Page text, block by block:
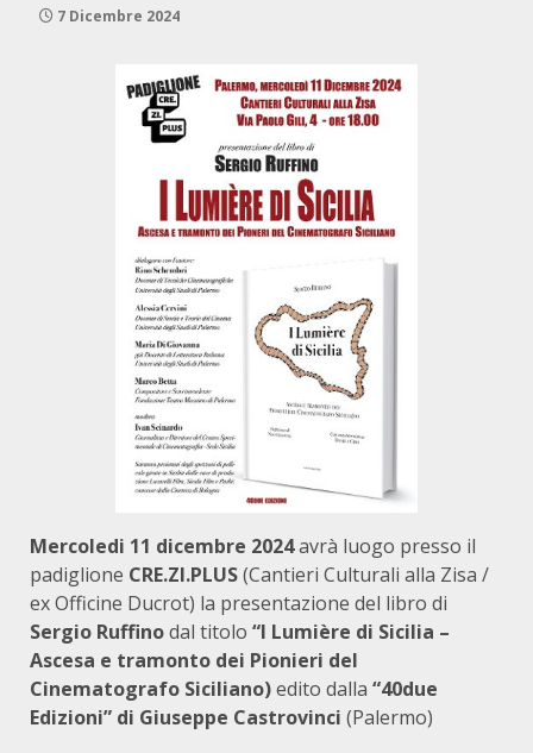
7 Dicembre 2024
Mercoledi 11 dicembre 2024avrà luogo presso il
padiglione CRE.ZI.PLUS(Cantieri Culturali alla Zisa /
ex Officine Ducrot) la presentazione del libro di
Sergio Ruffinodal titolo “I Lumière di Sicilia –
Ascesa e tramonto dei Pionieri del
Cinematografo Siciliano)edito dalla “40due
Edizioni” di Giuseppe Castrovinci (Palermo)